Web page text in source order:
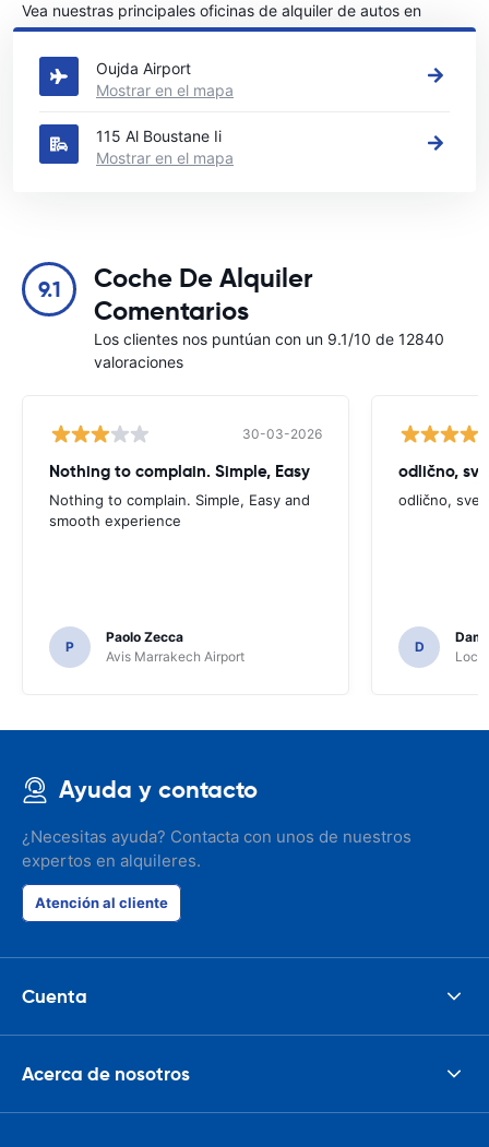
Vea nuestras principales oficinas de alquiler de autos en
Oujda
Oujda Airport
Mostrar en el mapa
115 Al Boustane Ii
Mostrar en el mapa
9.1
Coche De Alquiler
Comentarios
Los clientes nos puntúan con un 9.1/10 de 12840
valoraciones
30-03-2026
Nothing to complain. Simple, Easy
Nothing to complain. Simple, Easy and
smooth experience
P
Paolo Zecca
Avis Marrakech Airport
odlično,
odlično, sve
D
Ayuda y contacto
¿Necesitas ayuda? Contacta con unos de nuestros
expertos en alquileres.
Atención al cliente
Cuenta
Acerca de nosotros